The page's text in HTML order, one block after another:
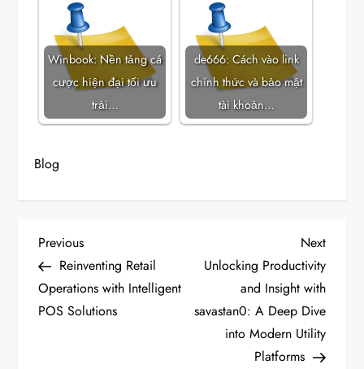
Winbook: Nền tảng cá
cược hiện đại tối ưu
trải…
de666: Cách vào link
chính thức và bảo mật
tài khoản…
Blog
P
o
s
Previous
Post
Previous
Reinventing Retail
Operations with Intelligent
POS Solutions
Next
Post
Next
Unlocking Productivity
and Insight with
savastan0: A Deep Dive
into Modern Utility
Platforms